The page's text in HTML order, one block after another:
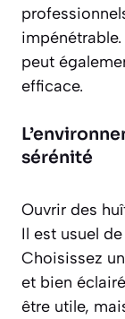
peut
efficace.
sérénité
Ouvrir des
Il est usuel
Choisissez
et bien
être utile,